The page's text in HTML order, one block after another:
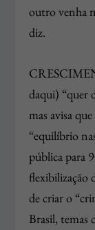
outro venha
diz.
daqui) “quer
mas avisa
“equilíbrio
pública para
flexibilização
de criar o
Brasil, temas